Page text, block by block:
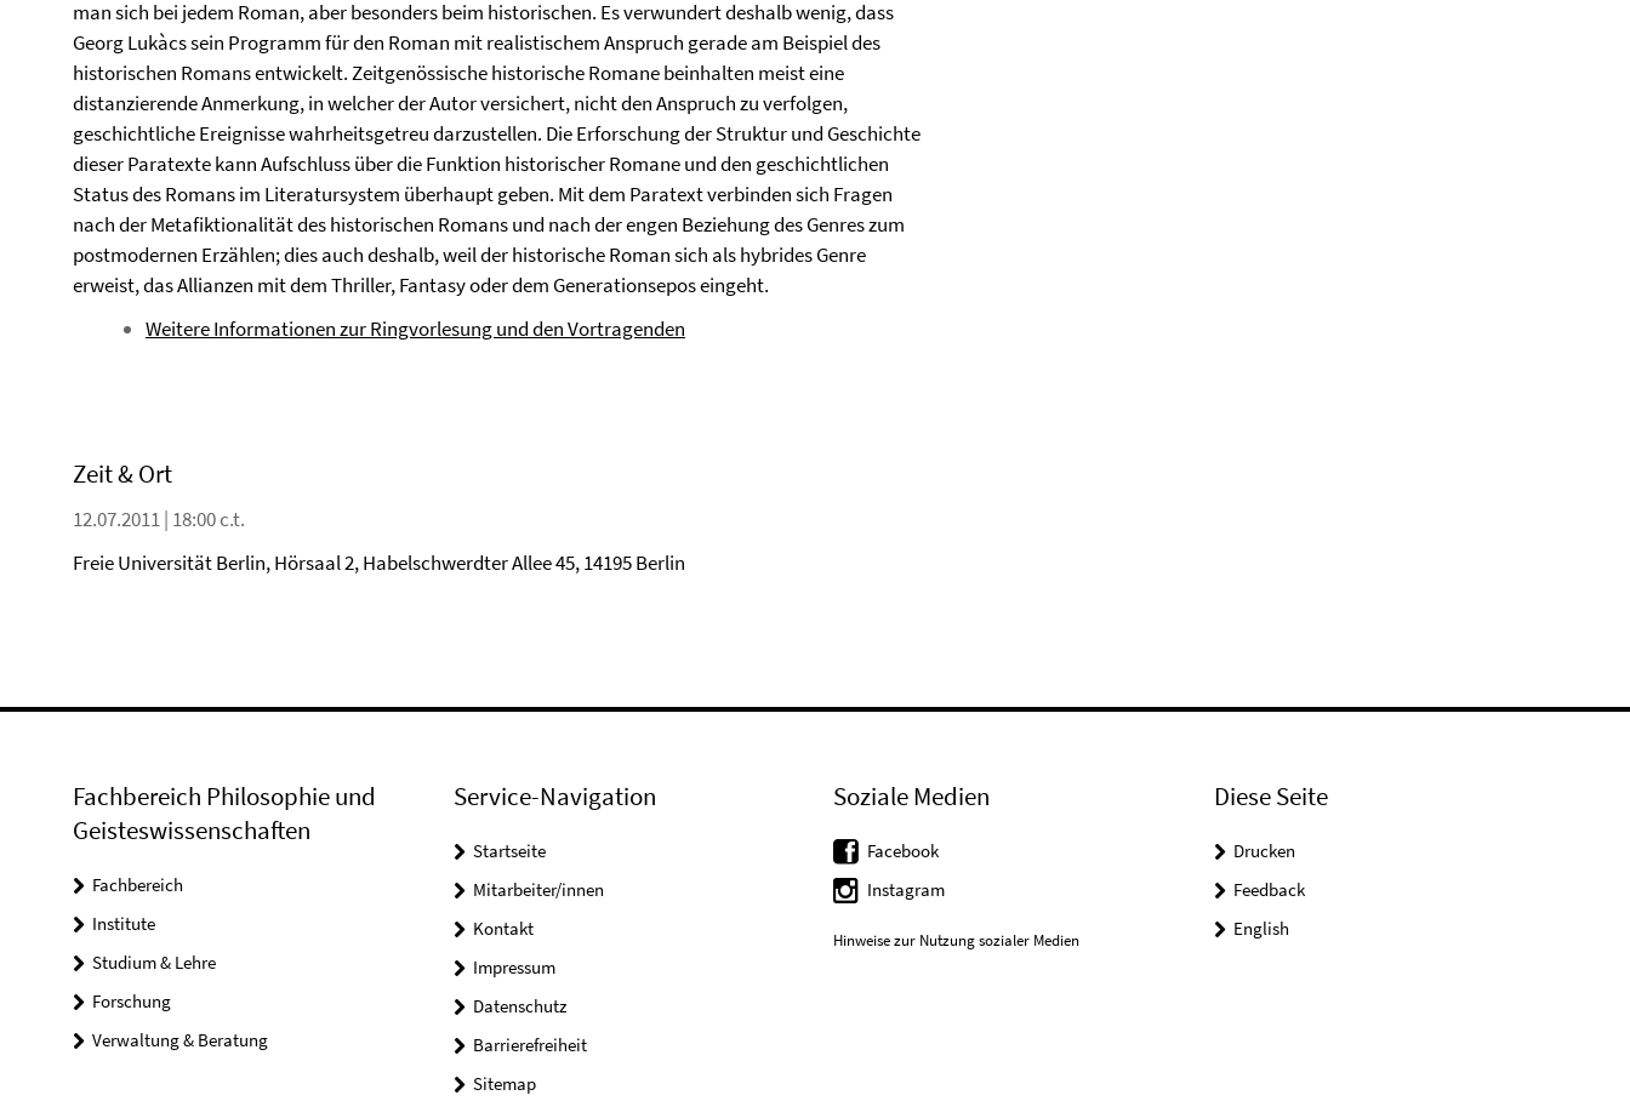
man sich bei jedem Roman, aber besonders beim historischen. Es verwundert deshalb wenig, dass
Georg Lukàcs sein Programm für den Roman mit realistischem Anspruch gerade am Beispiel des
historischen Romans entwickelt. Zeitgenössische historische Romane beinhalten meist eine
distanzierende Anmerkung, in welcher der Autor versichert, nicht den Anspruch zu verfolgen,
geschichtliche Ereignisse wahrheitsgetreu darzustellen. Die Erforschung der Struktur und Geschichte
dieser Paratexte kann Aufschluss über die Funktion historischer Romane und den geschichtlichen
Status des Romans im Literatursystem überhaupt geben. Mit dem Paratext verbinden sich Fragen
nach der Metafiktionalität des historischen Romans und nach der engen Beziehung des Genres zum
postmodernen Erzählen; dies auch deshalb, weil der historische Roman sich als hybrides Genre
erweist, das Allianzen mit dem Thriller, Fantasy oder dem Generationsepos eingeht.
Weitere Informationen zur Ringvorlesung und den Vortragenden
Zeit & Ort
12.07.2011 | 18:00 c.t.
Freie Universität Berlin, Hörsaal 2, Habelschwerdter Allee 45, 14195 Berlin
Fachbereich Philosophie und
Geisteswissenschaften
Fachbereich
Institute
Studium & Lehre
Forschung
Verwaltung & Beratung
Service-Navigation
Startseite
Mitarbeiter/innen
Kontakt
Impressum
Datenschutz
Barrierefreiheit
Sitemap
Soziale Medien
Facebook
Instagram
Hinweise zur Nutzung sozialer Medien
Diese Seite
Drucken
Feedback
English